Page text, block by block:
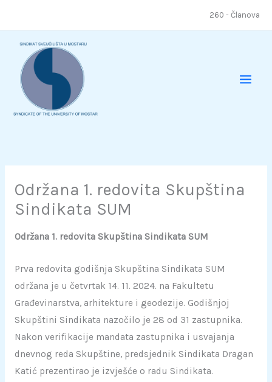
content
260 - Članova
Održana 1. redovita Skupština
Sindikata SUM
Održana 1. redovita Skupština Sindikata SUM
Prva redovita godišnja Skupština Sindikata SUM
održana je u četvrtak 14. 11. 2024. na Fakultetu
Građevinarstva, arhitekture i geodezije. Godišnjoj
Skupštini Sindikata nazočilo je 28 od 31 zastupnika.
Nakon verifikacije mandata zastupnika i usvajanja
dnevnog reda Skupštine, predsjednik Sindikata Dragan
Katić prezentirao je izvješće o radu Sindikata.